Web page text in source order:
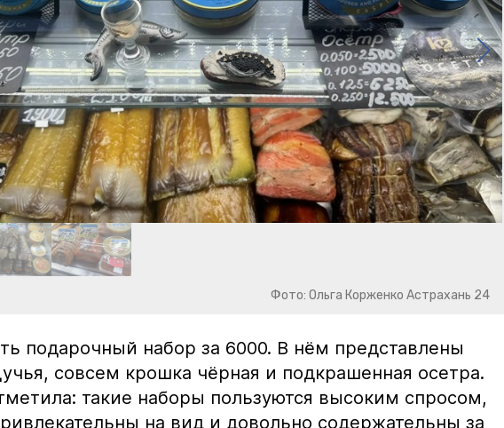
Фото: Ольга Корженко Астрахань 24
подарочный набор за 6000. В нём представлены
совсем крошка чёрная и подкрашенная осетра.
такие наборы пользуются высоким спросом,
на вид и довольно содержательны за